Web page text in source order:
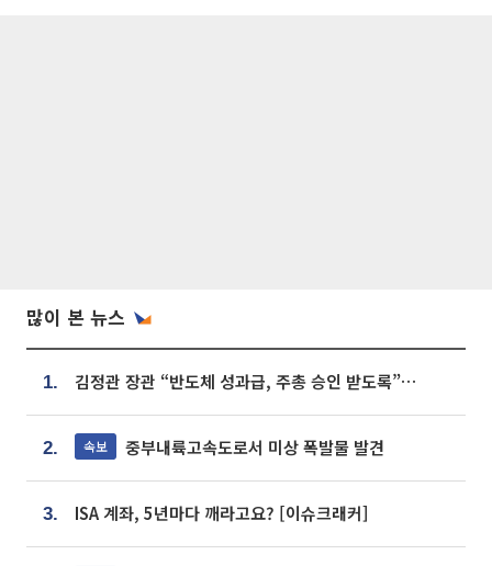
많이 본 뉴스
1. 김정관 장관 “반도체 성과급, 주총 승인 받도록”…상법·자본시장법 개정 시사
2. 속보 중부내륙고속도로서 미상 폭발물 발견
3. ISA 계좌, 5년마다 깨라고요? [이슈크래커]